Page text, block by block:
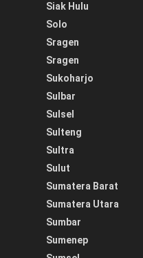
Siak Hulu
Solo
Sragen
Sragen
Sukoharjo
Sulbar
Sulsel
Sulteng
Sultra
Sulut
Sumatera Barat
Sumatera Utara
Sumbar
Sumenep